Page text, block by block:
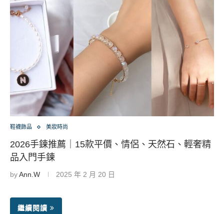
鞋襪飾品 美妝時尚
2026手鍊推薦｜15款平價、情侶、天然石、輕奢精
品入門手鍊
byAnn.W 2025 年 2 月 20 日
繼續閱讀